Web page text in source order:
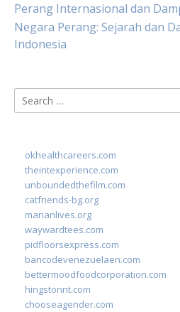
Perang Internasional dan
Negara Perang: Sejarah dan
Indonesia
Search
for:
okhealthcareers.com
theintexperience.com
unboundedthefilm.com
catfriends-bg.org
marianlives.org
waywardtees.com
pidfloorsexpress.com
bancodevenezuelaen.com
bettermoodfoodcorporation.com
hingstonnt.com
chooseagender.com